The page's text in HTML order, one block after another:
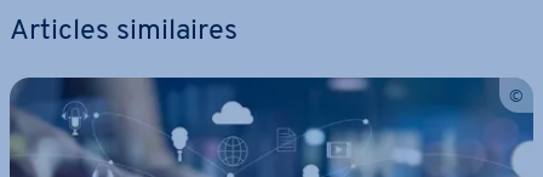
Articles si­mi­laires